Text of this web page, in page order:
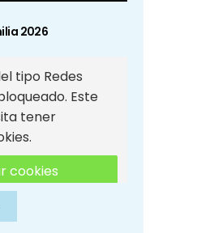
2026
tipo Redes
Este
tener
cookies
de Redes